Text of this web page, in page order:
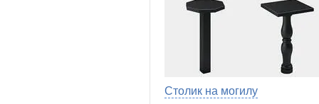
Столик на могилу